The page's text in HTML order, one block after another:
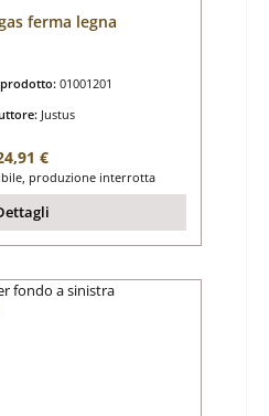
ferma legna
01001201
Justus
normale:
€
produzione interrotta